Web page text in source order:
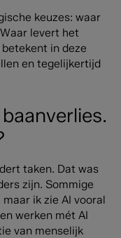
keuzes: waar
levert het
in deze
en tegelijkertijd
taken. Dat was
zijn. Sommige
ik zie AI vooral
werken mét AI
van menselijk